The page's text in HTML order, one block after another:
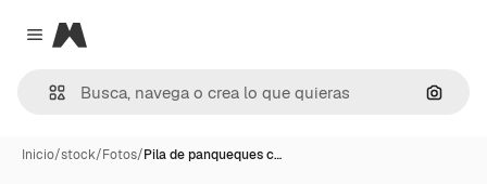
Close menu
Magnific
Inicio/stock/Fotos/Pila de panqueques c…